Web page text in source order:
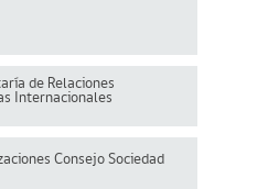
de Relaciones
Internacionales
Consejo Sociedad